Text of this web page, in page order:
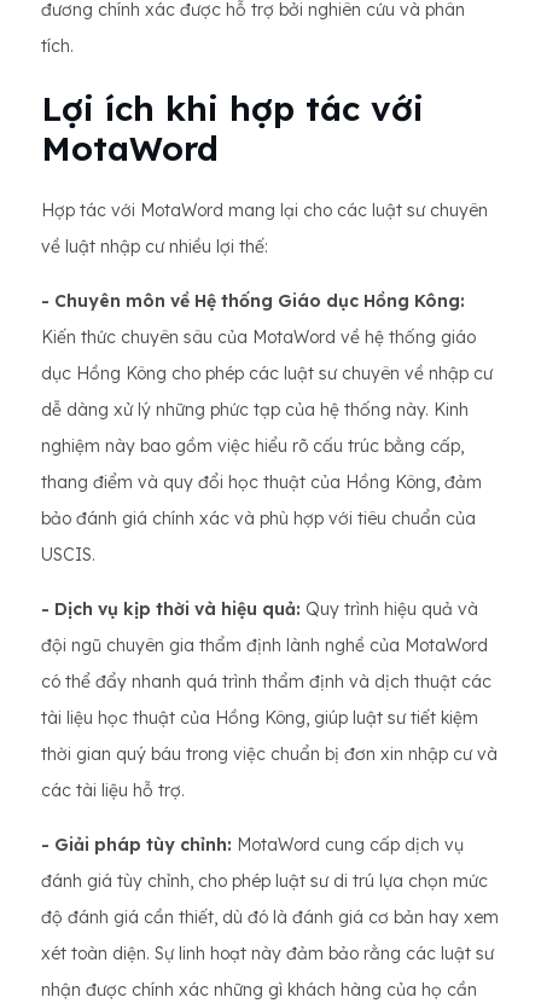
đương chính xác được hỗ trợ bởi nghiên cứu và phân
tích.
Lợi ích khi hợp tác với
MotaWord
Hợp tác với MotaWord mang lại cho các luật sư chuyên
về luật nhập cư nhiều lợi thế:
- Chuyên môn về Hệ thống Giáo dục Hồng Kông:
Kiến thức chuyên sâu của MotaWord về hệ thống giáo
dục Hồng Kông cho phép các luật sư chuyên về nhập cư
dễ dàng xử lý những phức tạp của hệ thống này. Kinh
nghiệm này bao gồm việc hiểu rõ cấu trúc bằng cấp,
thang điểm và quy đổi học thuật của Hồng Kông, đảm
bảo đánh giá chính xác và phù hợp với tiêu chuẩn của
USCIS.
- Dịch vụ kịp thời và hiệu quả: Quy trình hiệu quả và
đội ngũ chuyên gia thẩm định lành nghề của MotaWord
có thể đẩy nhanh quá trình thẩm định và dịch thuật các
tài liệu học thuật của Hồng Kông, giúp luật sư tiết kiệm
thời gian quý báu trong việc chuẩn bị đơn xin nhập cư và
các tài liệu hỗ trợ.
- Giải pháp tùy chỉnh: MotaWord cung cấp dịch vụ
đánh giá tùy chỉnh, cho phép luật sư di trú lựa chọn mức
độ đánh giá cần thiết, dù đó là đánh giá cơ bản hay xem
xét toàn diện. Sự linh hoạt này đảm bảo rằng các luật sư
nhận được chính xác những gì khách hàng của họ cần